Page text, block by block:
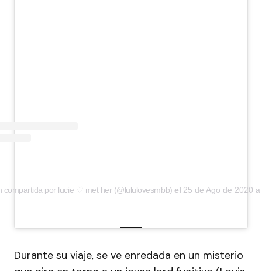
compartida por lucie ♡ met her (@lululovesmbb) el 25 de Ago de 2020
Durante su viaje, se ve enredada en un misterio